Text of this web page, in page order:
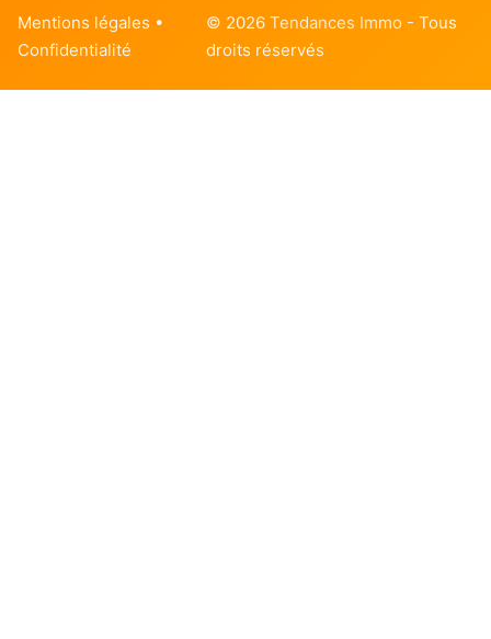
Mentions légales •
Confidentialité
© 2026Tendances Immo - Tous
droits réservés